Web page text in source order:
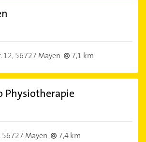
12,56727 Mayen 7,1 km
Physiotherapie
56727 Mayen
7,4 km